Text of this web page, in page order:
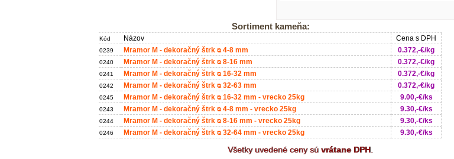
Sortiment kameňa:
Kód Názov Cena s DPH
0239 Mramor M - dekoračný štrk ᴓ 4-8 mm 0.372,-€/kg
0240 Mramor M - dekoračný štrk ᴓ 8-16 mm 0.372,-€/kg
0241 Mramor M - dekoračný štrk ᴓ 16-32 mm 0.372,-€/kg
0242 Mramor M - dekoračný štrk ᴓ 32-63 mm 0.372,-€/kg
0245 Mramor M - dekoračný štrk ᴓ 16-32 mm - vrecko 25kg 9.00,-€/ks
0243 Mramor M - dekoračný štrk ᴓ 4-8 mm - vrecko 25kg 9.30,-€/ks
0244 Mramor M - dekoračný štrk ᴓ 8-16 mm - vrecko 25kg 9.30,-€/ks
0246 Mramor M - dekoračný štrk ᴓ 32-64 mm - vrecko 25kg 9.30,-€/ks
Všetky uvedené ceny sú vrátane DPH.